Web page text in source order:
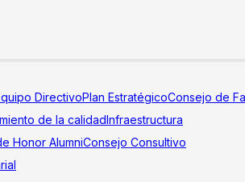
DirectivoPlan EstratégicoConsejo de
de la calidadInfraestructura
Honor AlumniConsejo Consultivo